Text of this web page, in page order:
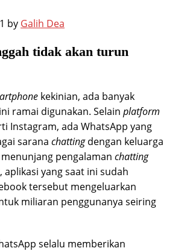
by Galih Dea
tidak akan turun
kekinian, ada banyak
ramai digunakan. Selain platform
Instagram, ada WhatsApp yang
sarana chattingdengan keluarga
pengalaman chatting
aplikasi yang saat ini sudah
tersebut mengeluarkan
miliaran penggunanya seiring
selalu memberikan